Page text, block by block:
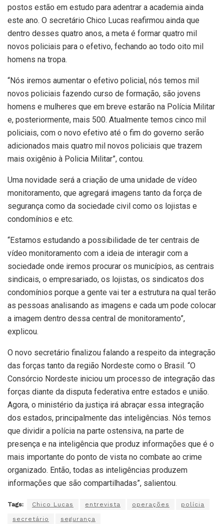
postos estão em estudo para adentrar a academia ainda
este ano. O secretário Chico Lucas reafirmou ainda que
dentro desses quatro anos, a meta é formar quatro mil
novos policiais para o efetivo, fechando ao todo oito mil
homens na tropa.
“Nós iremos aumentar o efetivo policial, nós temos mil
novos policiais fazendo curso de formação, são jovens
homens e mulheres que em breve estarão na Polícia Militar
e, posteriormente, mais 500. Atualmente temos cinco mil
policiais, com o novo efetivo até o fim do governo serão
adicionados mais quatro mil novos policiais que trazem
mais oxigênio à Policia Militar”, contou.
Uma novidade será a criação de uma unidade de vídeo
monitoramento, que agregará imagens tanto da força de
segurança como da sociedade civil como os lojistas e
condomínios e etc.
“Estamos estudando a possibilidade de ter centrais de
vídeo monitoramento com a ideia de interagir com a
sociedade onde iremos procurar os municípios, as centrais
sindicais, o empresariado, os lojistas, os sindicatos dos
condomínios porque a gente vai ter a estrutura na qual terão
as pessoas analisando as imagens e cada um pode colocar
a imagem dentro dessa central de monitoramento”,
explicou.
O novo secretário finalizou falando a respeito da integração
das forças tanto da região Nordeste como o Brasil. “O
Consórcio Nordeste iniciou um processo de integração das
forças diante da disputa federativa entre estados e união.
Agora, o ministério da justiça irá abraçar essa integração
dos estados, principalmente das inteligências. Nós temos
que dividir a polícia na parte ostensiva, na parte de
presença e na inteligência que produz informações que é o
mais importante do ponto de vista no combate ao crime
organizado. Então, todas as inteligências produzem
informações que são compartilhadas”, salientou.
Tags: Chico Lucas entrevista operações polícia
secretário segurança